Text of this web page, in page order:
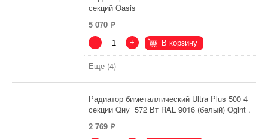
секций Oasis
5 070
- + В корзину
Еще (4)
Радиатор биметаллический Ultra Plus 500 4
секции Qну=572 Вт RAL 9016 (белый) Ogint .
2 769